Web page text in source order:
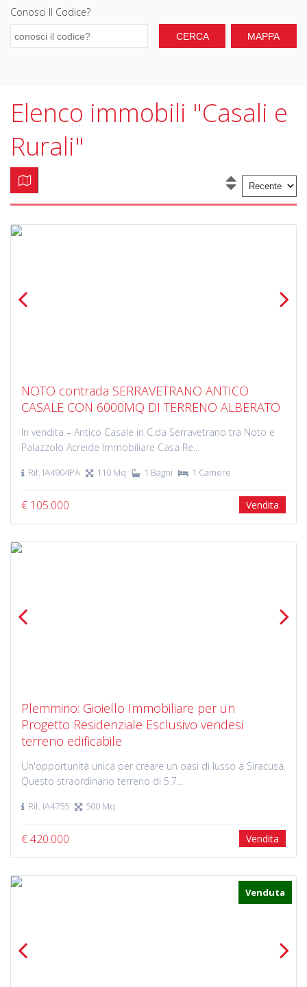
Conosci Il Codice?
Elenco immobili "Casali e
Rurali"
NOTO contrada SERRAVETRANO ANTICO
CASALE CON 6000MQ DI TERRENO ALBERATO
In vendita – Antico Casale in C.da Serravetrano tra Noto e
Palazzolo Acreide Immobiliare Casa Re...
Rif. IA4904PA 110 Mq 1 Bagni 1 Camere
€ 105.000 Vendita
Plemmirio: Gioiello Immobiliare per un
Progetto Residenziale Esclusivo vendesi
terreno edificabile
Un'opportunità unica per creare un oasi di lusso a Siracusa.
Questo straordinario terreno di 5.7...
Rif. IA4755 500 Mq
€ 420.000 Vendita
Venduta